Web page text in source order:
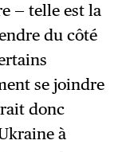
— telle est la
du côté
se joindre
donc
à